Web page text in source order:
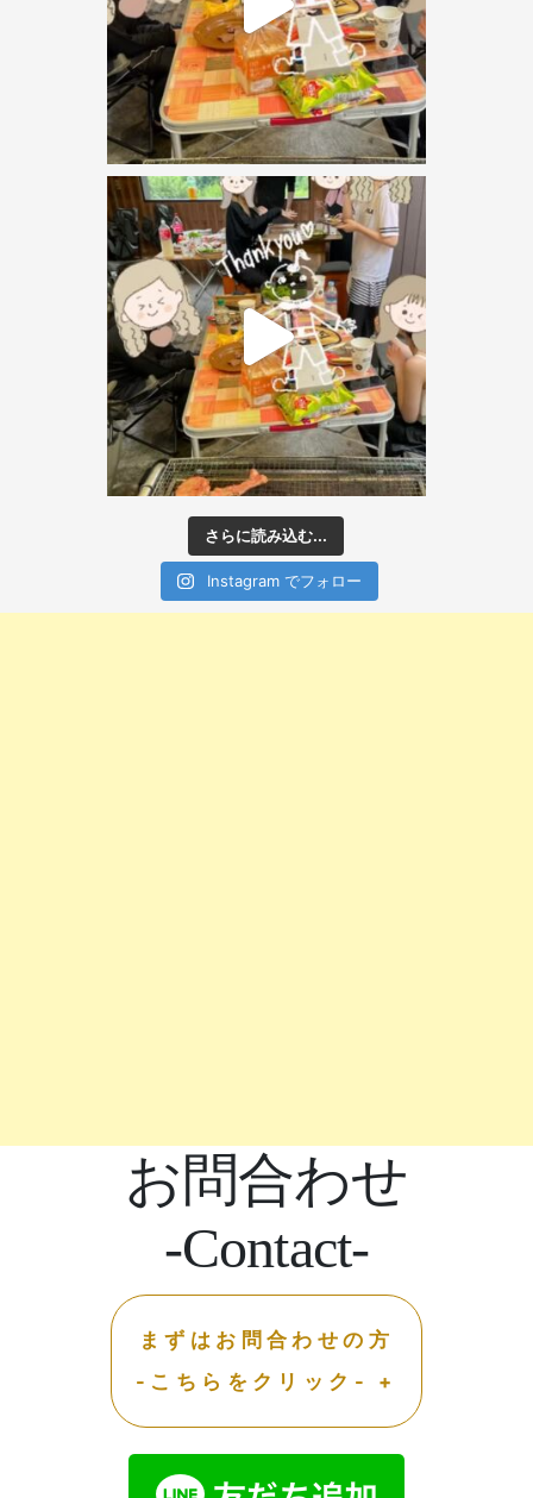
さらに読み込む...
Instagram でフォロー
お問合わせ
-Contact-
まずはお問合わせの方
-こちらをクリック- +